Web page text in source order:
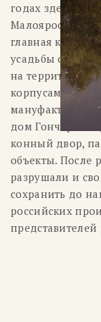
годах здесь
главная
усадьбы
на территории
корпусами
мануфактур
дом
конный двор,
объекты. После
разрушали и
сохранить до
российских